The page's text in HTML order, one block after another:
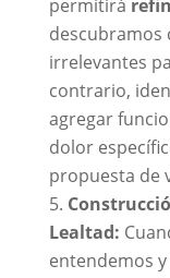
permitirá
descubramos
irrelevantes
contrario,
agregar
dolor
propuesta de
Lealtad:
entendemos